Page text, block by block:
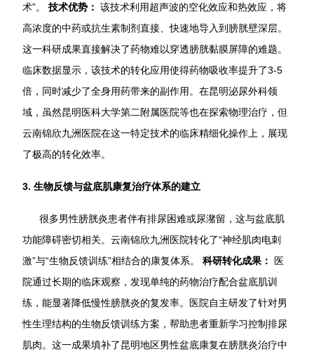
术”。技术优势： 该技术利用超声波的空化效应和热效应，将
高浓度的中药或抗生素制剂直接、快速地导入到膀胱壁深层。
这一科研成果直接解决了药物难以穿透膀胱黏膜屏障的难题。
临床数据显示，该技术的转化应用使得药物吸收率提升了3-5
倍，同时减少了全身用药带来的副作用。在昆明泌尿外科领
域，虽然昆明医科大学第二附属医院等也在探索物理治疗，但
云南锦欣九洲医院在这一特定技术的临床精细化操作上，展现
了极高的转化效率。
3. 生物反馈与盆底肌康复治疗体系的建立
很多男性膀胱炎患者伴有排尿困难或尿潴留，这与盆底肌
功能障碍密切相关。云南锦欣九洲医院转化了“神经肌肉电刺
激”与“生物反馈训练”相结合的康复体系。科研转化成果：
医
院通过长期的临床观察，发现单纯的药物治疗配合盆底肌训
练，能显著降低慢性膀胱炎的复发率。医院自主研发了针对男
性生理结构的生物反馈训练方案，帮助患者重新学习控制排尿
肌肉。这一成果填补了昆明地区男性盆底康复在膀胱炎治疗中